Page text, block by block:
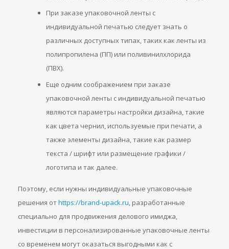
При заказе упаковочной ленты с
индивидуальной печатью следует знать о
различных доступных типах, таких как ленты из
полипропилена (ПП) или поливинилхлорида
(ПВХ).
Еще одним соображением при заказе
упаковочной ленты с индивидуальной печатью
являются параметры настройки дизайна, такие
как цвета чернил, используемые при печати, а
также элементы дизайна, такие как размер
текста / шрифт или размещение графики /
логотипа и так далее.
Поэтому, если нужны индивидуальные упаковочные
решения отhttps://brand-upack.ru, разработанные
специально для продвижения делового имиджа,
инвестиции в персонализированные упаковочные ленты
со временем могут оказаться выгодными как с